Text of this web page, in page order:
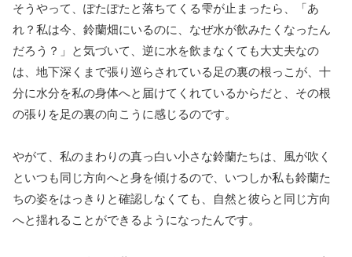
そうやって、ぽたぽたと落ちてくる雫が止まったら、「あ
れ？私は今、鈴蘭畑にいるのに、なぜ水が飲みたくなったん
だろう？」と気づいて、逆に水を飲まなくても大丈夫なの
は、地下深くまで張り巡らされている足の裏の根っこが、十
分に水分を私の身体へと届けてくれているからだと、その根
の張りを足の裏の向こうに感じるのです。
やがて、私のまわりの真っ白い小さな鈴蘭たちは、風が吹く
といつも同じ方向へと身を傾けるので、いつしか私も鈴蘭た
ちの姿をはっきりと確認しなくても、自然と彼らと同じ方向
へと揺れることができるようになったんです。